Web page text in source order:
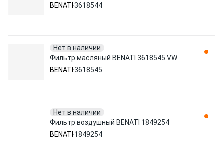
BENATI 3618544
Нет в наличии
Фильтр масляный BENATI 3618545 VW
BENATI 3618545
Нет в наличии
Фильтр воздушный BENATI 1849254
BENATI 1849254